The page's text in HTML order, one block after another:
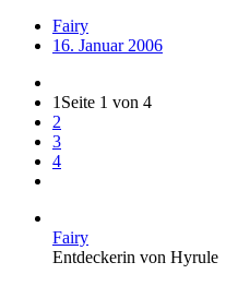
Fairy
16. Januar 2006
1 Seite 1 von 4
2
3
4
Fairy
Entdeckerin von Hyrule